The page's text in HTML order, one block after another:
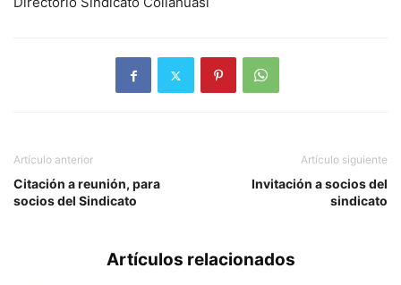
Artículo anterior
Citación a reunión, para
socios del Sindicato
Artículo siguiente
Invitación a socios del
sindicato
Artículos relacionados